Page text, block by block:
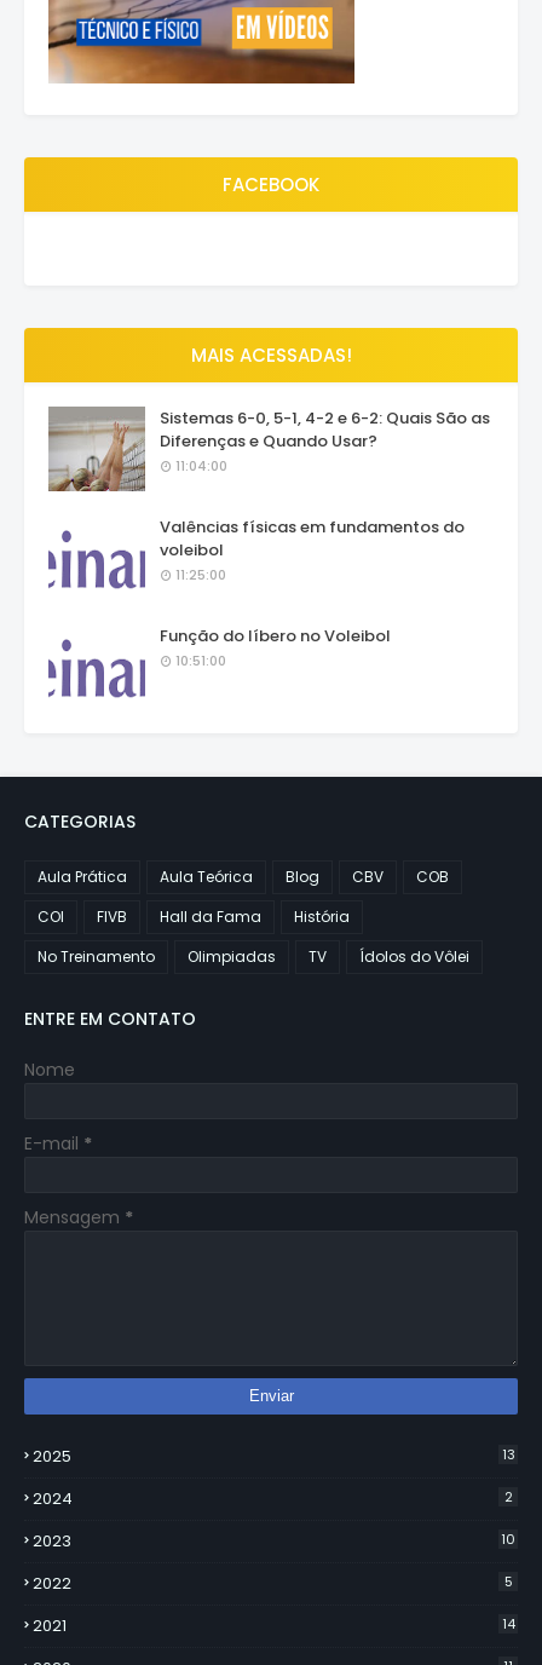
FACEBOOK
MAIS ACESSADAS!
Sistemas 6-0, 5-1, 4-2 e 6-2: Quais São as
Diferenças e Quando Usar?
11:04:00
Valências físicas em fundamentos do
voleibol
11:25:00
Função do líbero no Voleibol
10:51:00
CATEGORIAS
Aula Prática Aula Teórica Blog CBV
COB
COI
FIVB Hall da Fama
História
No Treinamento
Olimpiadas TV Ídolos do Vôlei
ENTRE EM CONTATO
Nome
E-mail *
Mensagem *
2025 13
2024 2
2023 10
2022 5
2021 14